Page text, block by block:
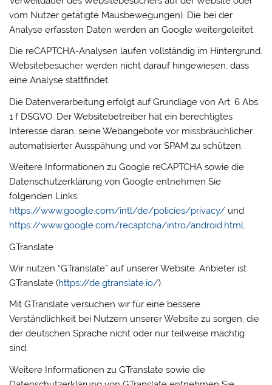
vom Nutzer getätigte Mausbewegungen). Die bei der
Analyse erfassten Daten werden an Google weitergeleitet.
Die reCAPTCHA-Analysen laufen vollständig im Hintergrund.
Websitebesucher werden nicht darauf hingewiesen, dass
eine Analyse stattfindet.
Die Datenverarbeitung erfolgt auf Grundlage von Art. 6 Abs.
1 f DSGVO. Der Websitebetreiber hat ein berechtigtes
Interesse daran, seine Webangebote vor missbräuchlicher
automatisierter Ausspähung und vor SPAM zu schützen.
Weitere Informationen zu Google reCAPTCHA sowie die
Datenschutzerklärung von Google entnehmen Sie
folgenden Links:
https://www.google.com/intl/de/policies/privacy/ und
https://www.google.com/recaptcha/intro/android.html.
GTranslate
Wir nutzen “GTranslate” auf unserer Website. Anbieter ist
GTranslate (https://de.gtranslate.io/).
Mit GTranslate versuchen wir für eine bessere
Verständlichkeit bei Nutzern unserer Website zu sorgen, die
der deutschen Sprache nicht oder nur teilweise mächtig
sind.
Weitere Informationen zu GTranslate sowie die